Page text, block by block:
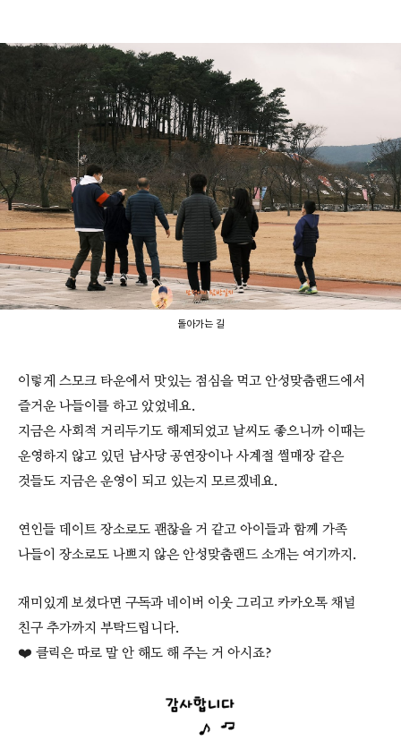
돌아가는 길
이렇게 스모크 타운에서 맛있는 점심을 먹고 안성맞춤랜드에서
즐거운 나들이를 하고 았었네요.
지금은 사회적 거리두기도 해제되었고 날씨도 좋으니까 이때는
운영하지 않고 있던 남사당 공연장이나 사계절 썰매장 같은
것들도 지금은 운영이 되고 있는지 모르겠네요.
연인들 데이트 장소로도 괜찮을 거 같고 아이들과 함께 가족
나들이 장소로도 나쁘지 않은 안성맞춤랜드 소개는 여기까지.
재미있게 보셨다면 구독과 네이버 이웃 그리고 카카오톡 채널
친구 추가까지 부탁드립니다.
❤️ 클릭은 따로 말 안 해도 해 주는 거 아시죠?